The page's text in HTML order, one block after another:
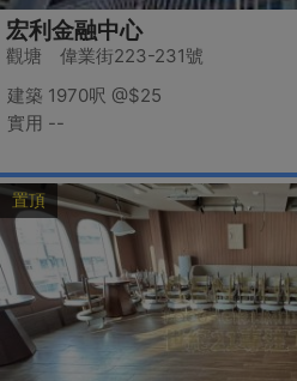
宏利金融中心
觀塘 偉業街223-231號
建築 1970呎 @$25
實用 --
置頂